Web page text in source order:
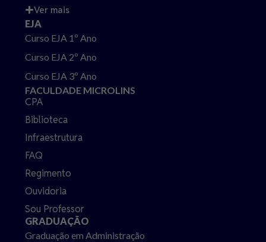
Ver mais
EJA
Curso EJA 1º Ano
Curso EJA 2º Ano
Curso EJA 3º Ano
FACULDADE MICROLINS
CPA
Biblioteca
Infraestrutura
FAQ
Regimento
Ouvidoria
Sou Professor
GRADUAÇÃO
Graduação em Administração